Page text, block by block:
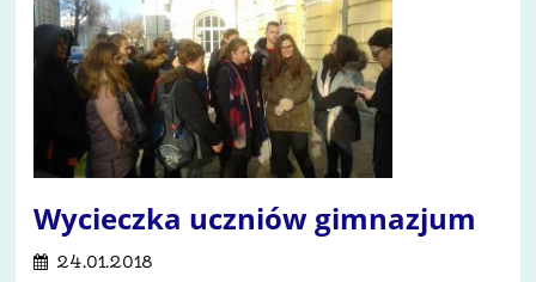
Wycieczka uczniów gimnazjum
24.01.2018